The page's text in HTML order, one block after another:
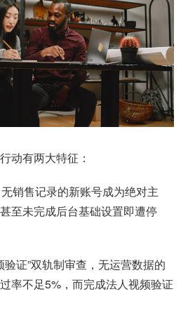
动有两大特征：
销售记录的新账号成为绝对主
至未完成后台基础设置即遭停
证”双轨制审查，无运营数据的
率不足5%，而完成法人视频验证